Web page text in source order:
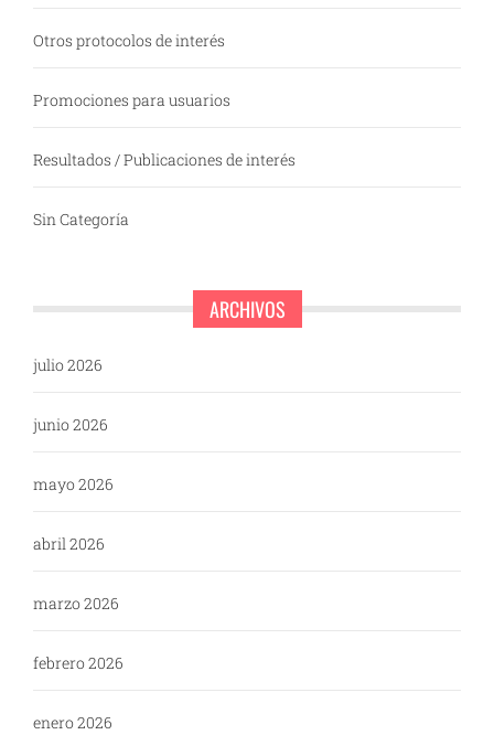
Otros protocolos de interés
Promociones para usuarios
Resultados / Publicaciones de interés
Sin Categoría
ARCHIVOS
julio 2026
junio 2026
mayo 2026
abril 2026
marzo 2026
febrero 2026
enero 2026